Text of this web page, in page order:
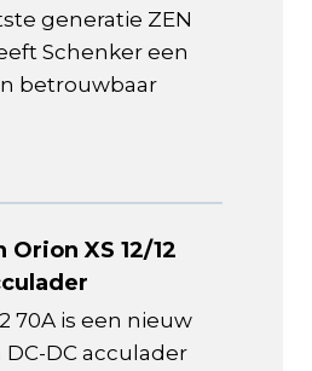
generatie ZEN
Schenker een
betrouwbaar
XS 12/12
70A is een nieuw
DC acculader